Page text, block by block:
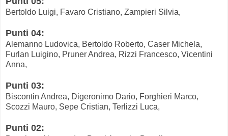
Bertoldo Luigi, Favaro Cristiano, Zampieri Silvia,
Punti 04:
Alemanno Ludovica, Bertoldo Roberto, Caser Michela,
Furlan Luigino, Pruner Andrea, Rizzi Francesco, Vicentini
Anna,
Punti 03:
Biscontin Andrea, Digeronimo Dario, Forghieri Marco,
Scozzi Mauro, Sepe Cristian, Terlizzi Luca,
Punti 02: